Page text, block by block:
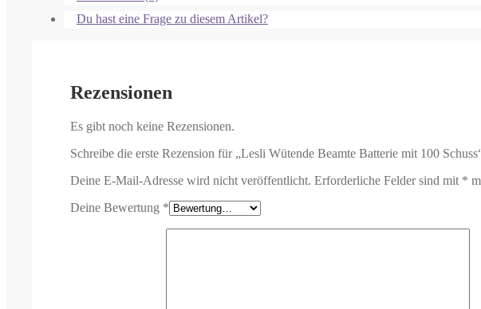
Du hast eine Frage zu diesem Artikel?
Rezensionen
Es gibt noch keine Rezensionen.
Schreibe die erste Rezension für „Lesli Wütende Beamte Batterie mit 100
Deine E-Mail-Adresse wird nicht veröffentlicht. Erforderliche Felder sind mit *
Deine Bewertung *